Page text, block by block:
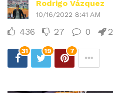
Rodrigo Vázquez
10/16/2022 8:41 AM
436 27 0
31 19 7